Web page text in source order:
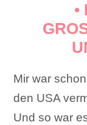
•
Mir war
den USA
Und so war